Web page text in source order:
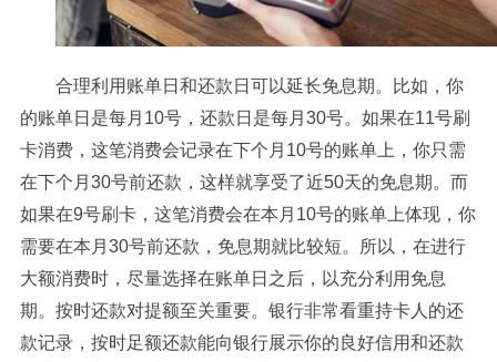
合理利用账单日和还款日可以延长免息期。比如，你
的账单日是每月10号，还款日是每月30号。如果在11号刷
卡消费，这笔消费会记录在下个月10号的账单上，你只需
在下个月30号前还款，这样就享受了近50天的免息期。而
如果在9号刷卡，这笔消费会在本月10号的账单上体现，你
需要在本月30号前还款，免息期就比较短。所以，在进行
大额消费时，尽量选择在账单日之后，以充分利用免息
期。按时还款对提额至关重要。银行非常看重持卡人的还
款记录，按时足额还款能向银行展示你的良好信用和还款